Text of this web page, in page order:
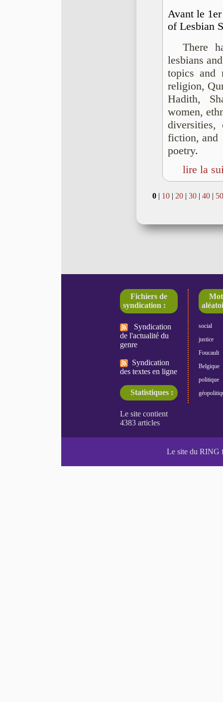
Avant le
of Lesbian
There
lesbians
topics and
religion,
Hadith,
women,
diversities,
fiction, and
poetry.
lire la
0| 10| 20| 30| 40| 50
Fichiers de
syndication :
Syndication
de l'actualité du
genre
Syndication
des textes en ligne
Statistiques :
social
justice
Foucault
Belgique
politique
Le site du RING